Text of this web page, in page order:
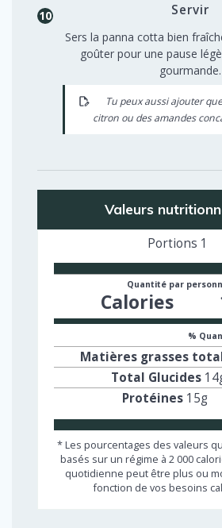
Servir
Sers la panna cotta bien
goûter pour une pause
gourmande.
Tu peux aussi ajouter
citron ou des amandes
Valeurs
Portions 1
Quantité par
Calories
%
Matières grasses
Total Glucides 14
Protéines 15g
* Les pourcentages des valeurs
basés sur un régime à 2 000
quotidienne peut être plus ou
fonction de vos besoins